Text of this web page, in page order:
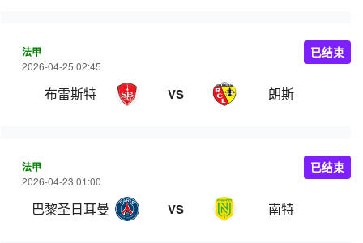
法甲
2026-04-25 02:45
布雷斯特 VS 朗斯
已结束
法甲
2026-04-23 01:00
巴黎圣日耳曼 VS 南特
已结束